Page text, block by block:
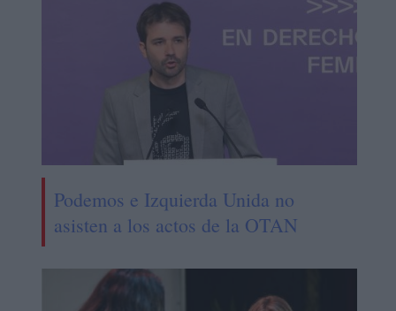
Podemos e Izquierda Unida no
asisten a los actos de la OTAN